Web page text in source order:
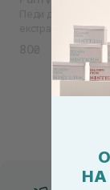
Педи для
екстрактом коноплі
НА